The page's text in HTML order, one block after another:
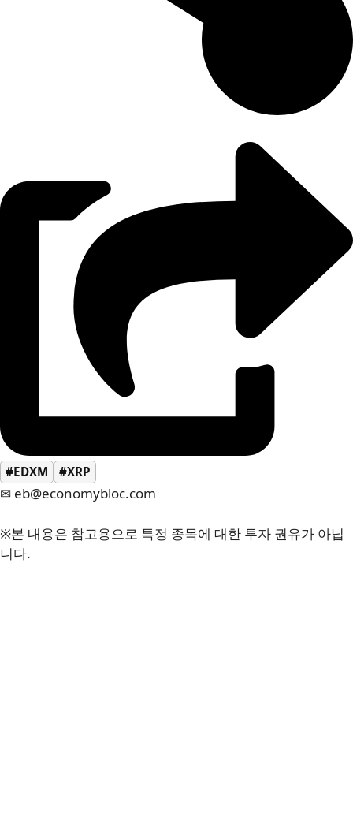
#EDXM #XRP
✉ eb@economybloc.com
※본 내용은 참고용으로 특정 종목에 대한 투자 권유가 아닙
니다.